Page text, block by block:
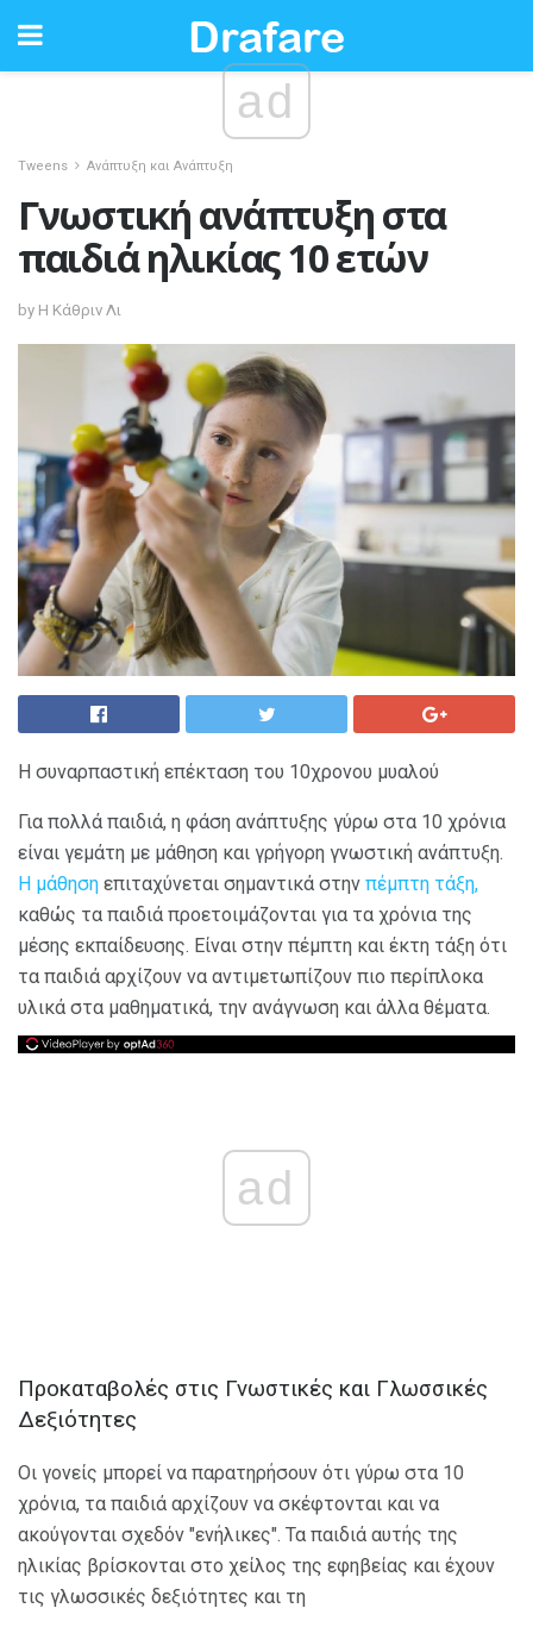
ad
Tweens Ανάπτυξη και Ανάπτυξη
Γνωστική ανάπτυξη στα
παιδιά ηλικίας 10 ετών
by Η Κάθριν Λι
Η συναρπαστική επέκταση του 10χρονου μυαλού
Για πολλά παιδιά, η φάση ανάπτυξης γύρω στα 10 χρόνια
είναι γεμάτη με μάθηση και γρήγορη γνωστική ανάπτυξη.
Η μάθηση επιταχύνεται σημαντικά στην πέμπτη τάξη,
καθώς τα παιδιά προετοιμάζονται για τα χρόνια της
μέσης εκπαίδευσης. Είναι στην πέμπτη και έκτη τάξη ότι
τα παιδιά αρχίζουν να αντιμετωπίζουν πιο περίπλοκα
υλικά στα μαθηματικά, την ανάγνωση και άλλα θέματα.
ad
Προκαταβολές στις Γνωστικές και Γλωσσικές
Δεξιότητες
Οι γονείς μπορεί να παρατηρήσουν ότι γύρω στα 10
χρόνια, τα παιδιά αρχίζουν να σκέφτονται και να
ακούγονται σχεδόν "ενήλικες". Τα παιδιά αυτής της
ηλικίας βρίσκονται στο χείλος της εφηβείας και έχουν
τις γλωσσικές δεξιότητες και τη